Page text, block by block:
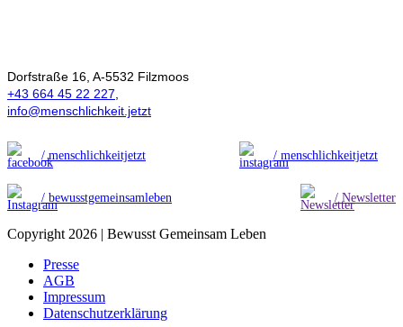
Dorfstraße 16, A-5532 Filzmoos
+43 664 45 22 227
info@menschlichkeit.jetzt
/ menschlichkeitjetzt / menschlichkeitjetzt
/ bewusstgemeinsamleben / Newsletter
Copyright 2026 | Bewusst Gemeinsam Leben
Presse
AGB
Impressum
Datenschutzerklärung